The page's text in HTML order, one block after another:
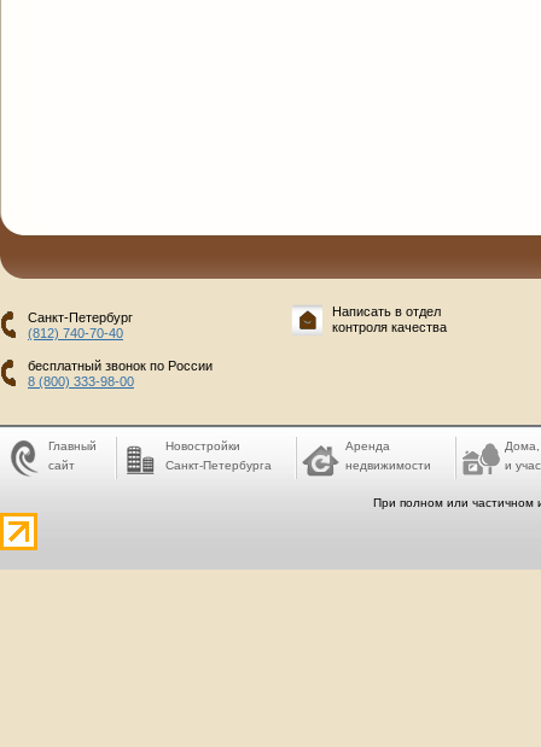
Санкт-Петербург
(812) 740-70-40
бесплатный звонок по России
8 (800) 333-98-00
Написать в отдел
контроля качества
Главный
сайт
Новостройки
Санкт-Петербурга
Аренда
недвижимости
Дома,
и
При полном или частичном